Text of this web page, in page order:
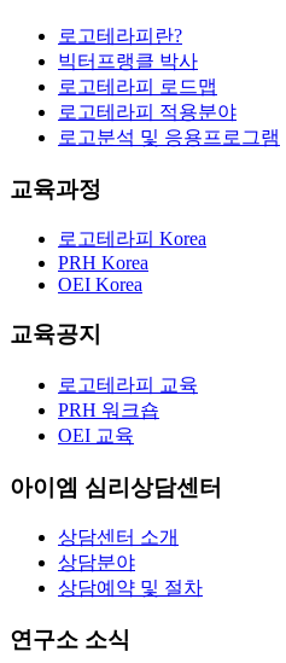
로고테라피란?
빅터프랭클 박사
로고테라피 로드맵
로고테라피 적용분야
로고분석 및 응용프로그램
교육과정
로고테라피 Korea
PRH Korea
OEI Korea
교육공지
로고테라피 교육
PRH 워크숍
OEI 교육
아이엠 심리상담센터
상담센터 소개
상담분야
상담예약 및 절차
연구소 소식